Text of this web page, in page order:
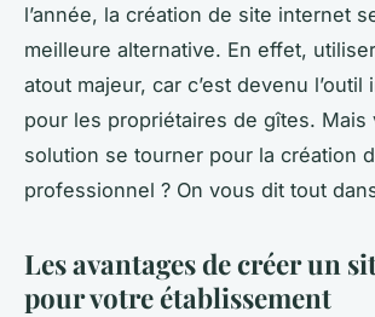
l’année, la création de site internet
meilleure alternative. En effet,
atout majeur, car c’est devenu
pour les propriétaires de gîtes. Mais
solution se tourner pour la création
professionnel ? On vous dit tout
Les avantages de créer un
pour votre établissement